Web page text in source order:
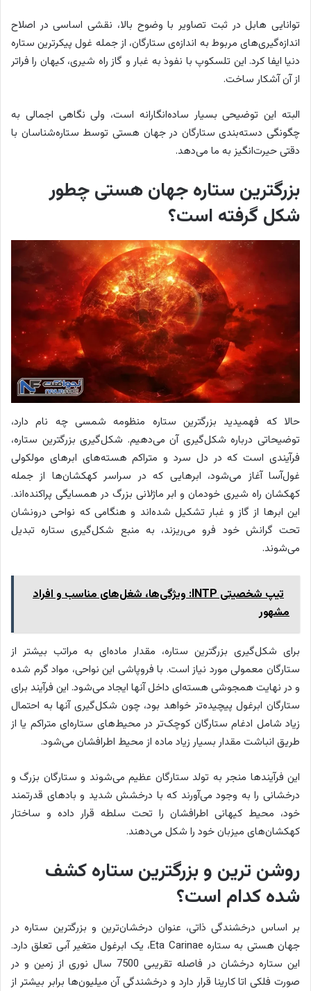
توانایی هابل در ثبت تصاویر با وضوح بالا، نقشی اساسی در اصلاح
اندازه‌گیری‌های مربوط به اندازه‌ی ستارگان، از جمله غول پیکرترین ستاره
دنیا ایفا کرد. این تلسکوپ با نفوذ به غبار و گاز راه شیری، کیهان را فراتر
از آن آشکار ساخت.
البته این توضیحی بسیار ساده‌انگارانه است، ولی نگاهی اجمالی به
چگونگی دسته‌بندی ستارگان در جهان هستی توسط ستاره‌شناسان با
دقتی حیرت‌انگیز به ما می‌دهد.
بزرگترین ستاره جهان هستی چطور
شکل گرفته است؟
حالا که فهمیدید بزرگترین ستاره منظومه شمسی چه نام دارد،
توضیحاتی درباره شکل‌گیری آن می‌دهیم. شکل‌گیری بزرگترین ستاره،
فرآیندی است که در دل سرد و متراکم هسته‌های ابرهای مولکولی
غول‌آسا آغاز می‌شود، ابرهایی که در سراسر کهکشان‌ها از جمله
کهکشان راه شیری خودمان و ابر ماژلانی بزرگ در همسایگی پراکنده‌اند.
این ابرها از گاز و غبار تشکیل شده‌اند و هنگامی که نواحی درونشان
تحت گرانش خود فرو می‌ریزند، به منبع شکل‌گیری ستاره تبدیل
می‌شوند.
تیپ شخصیتی INTP: ویژگی‌ها، شغل‌های مناسب و افراد
مشهور
برای شکل‌گیری بزرگترین ستاره، مقدار ماده‌ای به مراتب بیشتر از
ستارگان معمولی مورد نیاز است. با فروپاشی این نواحی، مواد گرم شده
و در نهایت همجوشی هسته‌ای داخل آنها ایجاد می‌شود. این فرآیند برای
ستارگان ابرغول پیچیده‌تر خواهد بود، چون شکل‌گیری آنها به احتمال
زیاد شامل ادغام ستارگان کوچک‌تر در محیط‌های ستاره‌ای متراکم یا از
طریق انباشت مقدار بسیار زیاد ماده از محیط اطرافشان می‌شود.
این فرآیندها منجر به تولد ستارگان عظیم می‌شوند و ستارگان بزرگ و
درخشانی را به وجود می‌آورند که با درخشش شدید و بادهای قدرتمند
خود، محیط کیهانی اطرافشان را تحت سلطه قرار داده و ساختار
کهکشان‌های میزبان خود را شکل می‌دهند.
روشن ترین و بزرگترین ستاره کشف
شده کدام است؟
بر اساس درخشندگی ذاتی، عنوان درخشان‌ترین و بزرگترین ستاره در
جهان هستی به ستاره Eta Carinae، یک ابرغول متغیر آبی تعلق دارد.
این ستاره درخشان در فاصله تقریبی 7500 سال نوری از زمین و در
صورت فلکی اتا کارینا قرار دارد و درخشندگی آن میلیون‌ها برابر بیشتر از